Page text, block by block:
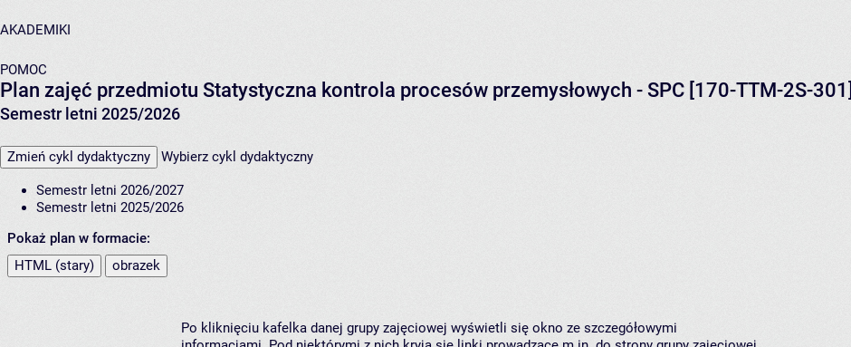
AKADEMIKI
POMOC
Plan zajęć przedmiotu Statystyczna kontrola procesów przemysłowych - SPC [170-TTM-2S-301]
Semestr letni 2025/2026
Zmień cykl dydaktyczny Wybierz cykl dydaktyczny
Semestr letni 2026/2027
Semestr letni 2025/2026
Pokaż plan w formacie:
HTML (stary)
obrazek
Po kliknięciu kafelka danej grupy zajęciowej wyświetli się okno ze szczegółowymi